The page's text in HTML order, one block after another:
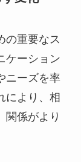
の重要なス
ケーション
ニーズを率
により、相
関係がより